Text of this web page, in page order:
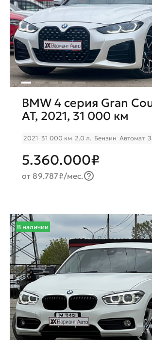
BMW 4 серия Gran
AT, 2021, 31 000 км
2021 31 000 км 2.0 л. Бензин Автомат
5.360.000₽
от 89.787₽/мес.
В наличии